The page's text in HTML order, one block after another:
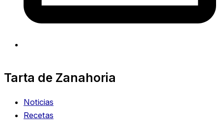
Tarta de Zanahoria
Noticias
Recetas